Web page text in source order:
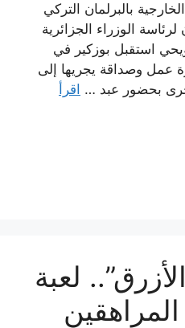
بالبرلمان التركي
لرئاسة الوزراء الجزائرية
استقبل بوزكیر في
عمل وصداقة يجريها إلى
جرى بحضور عبد … اقرأ
لعبة